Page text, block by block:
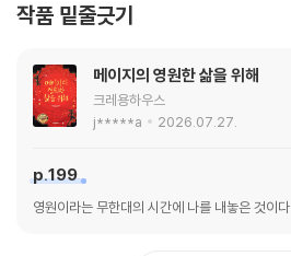
작품 밑줄긋기
메이지의 영원한 삶을 위해
크레용하우스
j*****a
2026.07.27.
p.199
영원이라는 무한대의 시간에 나를 내놓은 것이다